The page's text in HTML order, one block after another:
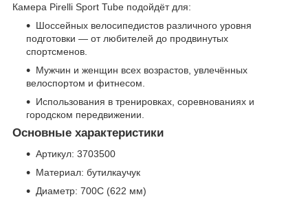
Камера Pirelli Sport Tube подойдёт для:
Шоссейных велосипедистов различного уровня
подготовки — от любителей до продвинутых
спортсменов.
Мужчин и женщин всех возрастов, увлечённых
велоспортом и фитнесом.
Использования в тренировках, соревнованиях и
городском передвижении.
Основные характеристики
Артикул: 3703500
Материал: бутилкаучук
Диаметр: 700C (622 мм)